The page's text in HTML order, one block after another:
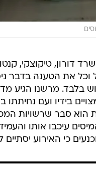
דורון, טיקוצקי,
את הטענה בדבר
בלבד. מרשנו הגיע
בידיו ועם
הוא סבר שרשויות
עיכבו אותו
כי האירוע יסתיים